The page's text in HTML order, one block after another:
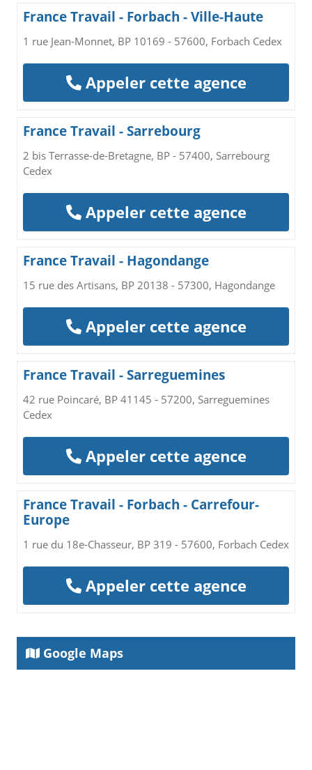
France Travail - Forbach - Ville-Haute
1 rue Jean-Monnet, BP 10169 - 57600, Forbach Cedex
Appeler cette agence
France Travail - Sarrebourg
2 bis Terrasse-de-Bretagne, BP - 57400, Sarrebourg
Cedex
Appeler cette agence
France Travail - Hagondange
15 rue des Artisans, BP 20138 - 57300, Hagondange
Appeler cette agence
France Travail - Sarreguemines
42 rue Poincaré, BP 41145 - 57200, Sarreguemines
Cedex
Appeler cette agence
France Travail - Forbach - Carrefour-
Europe
1 rue du 18e-Chasseur, BP 319 - 57600, Forbach Cedex
Appeler cette agence
Google Maps